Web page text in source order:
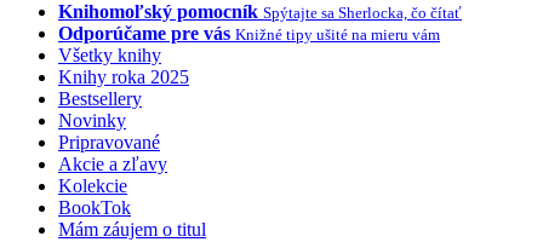
Knihomoľský pomocník Spýtajte sa Sherlocka, čo čítať
Odporúčame pre vás Knižné tipy ušité na mieru vám
Všetky knihy
Knihy roka 2025
Bestsellery
Novinky
Pripravované
Akcie a zľavy
Kolekcie
BookTok
Mám záujem o titul